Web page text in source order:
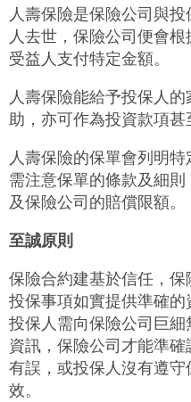
小貼士‧「家」資源
人壽保險是保險公司與
人去世，保險公司便會
受益人支付特定金額。
人壽保險能給予投保人
助，亦可作為投資款項甚
人壽保險的保單會列明
需注意保單的條款及細
及保險公司的賠償限額。
至誠原則
保險合約建基於信任，
投保事項如實提供準確的
投保人需向保險公司巨
資訊，保險公司才能準
有誤，或投保人沒有遵
效。